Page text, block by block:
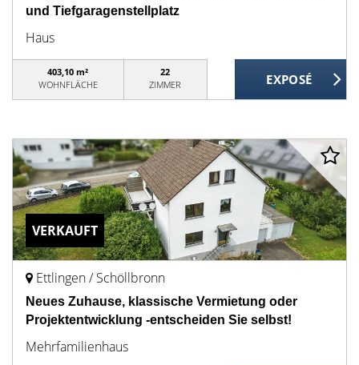
und Tiefgaragenstellplatz
Haus
403,10 m²
WOHNFLÄCHE
22
ZIMMER
VERKAUFT
Ettlingen / Schöllbronn
Neues Zuhause, klassische Vermietung oder
Projektentwicklung -entscheiden Sie selbst!
Mehrfamilienhaus